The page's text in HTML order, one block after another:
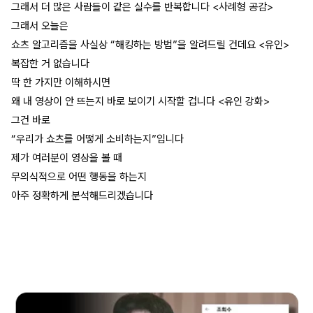
그래서 더 많은 사람들이 같은 실수를 반복합니다 <사례형 공감>
그래서 오늘은
쇼츠 알고리즘을 사실상 “해킹하는 방법”을 알려드릴 건데요 <유인>
복잡한 거 없습니다
딱 한 가지만 이해하시면
왜 내 영상이 안 뜨는지 바로 보이기 시작할 겁니다 <유인 강화>
그건 바로
“우리가 쇼츠를 어떻게 소비하는지”입니다
제가 여러분이 영상을 볼 때
무의식적으로 어떤 행동을 하는지
아주 정확하게 분석해드리겠습니다